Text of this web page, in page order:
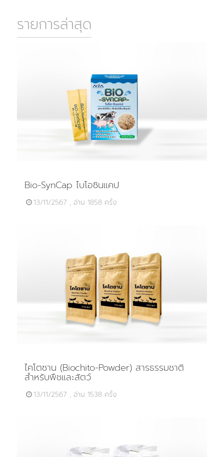
รายการล่าสุด
Bio-SynCap ไบโอซินแคป
13/11/2567 , อ่าน 1858 ครั้ง
ไคโตซาน (Biochito-Powder) สารธรรมชาติ
สำหรับพืชและสัตว์
13/11/2567 , อ่าน 1538 ครั้ง